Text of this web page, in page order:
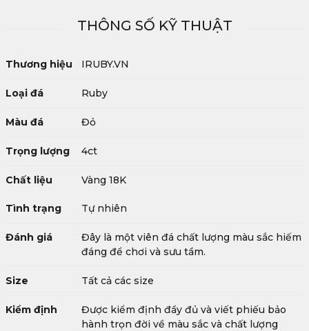
THÔNG SỐ KỸ THUẬT
Thương hiệu IRUBY.VN
Loại đá Ruby
Màu đá Đỏ
Trọng lượng 4ct
Chất liệu Vàng 18K
Tình trạng Tự nhiên
Đánh giá
Đây là một viên đá chất lượng màu sắc hiếm
đáng để chơi và sưu tầm.
Size Tất cả các size
Kiểm định
Được kiểm định đầy đủ và viết phiếu bảo
hành trọn đời về màu sắc và chất lượng